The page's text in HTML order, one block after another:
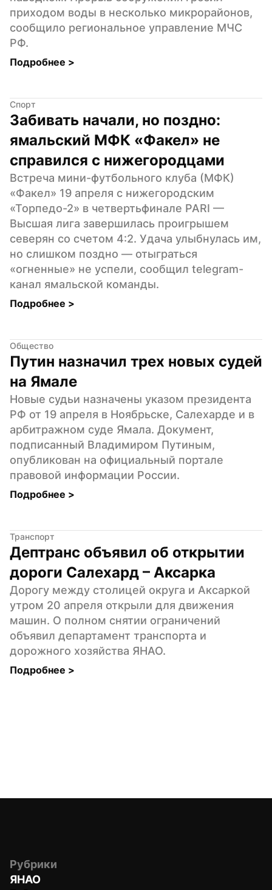
приходом воды в несколько микрорайонов,
сообщило региональное управление МЧС
РФ.
Подробнее >
Спорт
Забивать начали, но поздно:
ямальский МФК «Факел» не
справился с нижегородцами
Встреча мини-футбольного клуба (МФК)
«Факел» 19 апреля с нижегородским
«Торпедо-2» в четвертьфинале PARI —
Высшая лига завершилась проигрышем
северян со счетом 4:2. Удача улыбнулась им,
но слишком поздно — отыграться
«огненные» не успели, сообщил telegram-
канал ямальской команды.
Подробнее >
Общество
Путин назначил трех новых судей
на Ямале
Новые судьи назначены указом президента
РФ от 19 апреля в Ноябрьске, Салехарде и в
арбитражном суде Ямала. Документ,
подписанный Владимиром Путиным,
опубликован на официальный портале
правовой информации России.
Подробнее >
Транспорт
Дептранс объявил об открытии
дороги Салехард – Аксарка
Дорогу между столицей округа и Аксаркой
утром 20 апреля открыли для движения
машин. О полном снятии ограничений
объявил департамент транспорта и
дорожного хозяйства ЯНАО.
Подробнее >
Рубрики
ЯНАО